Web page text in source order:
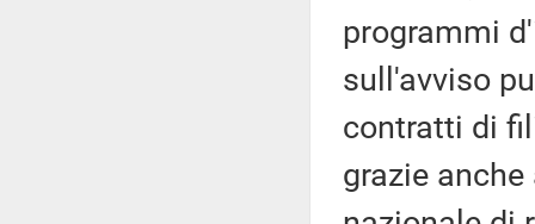
programmi
sull'avviso
contratti di
grazie